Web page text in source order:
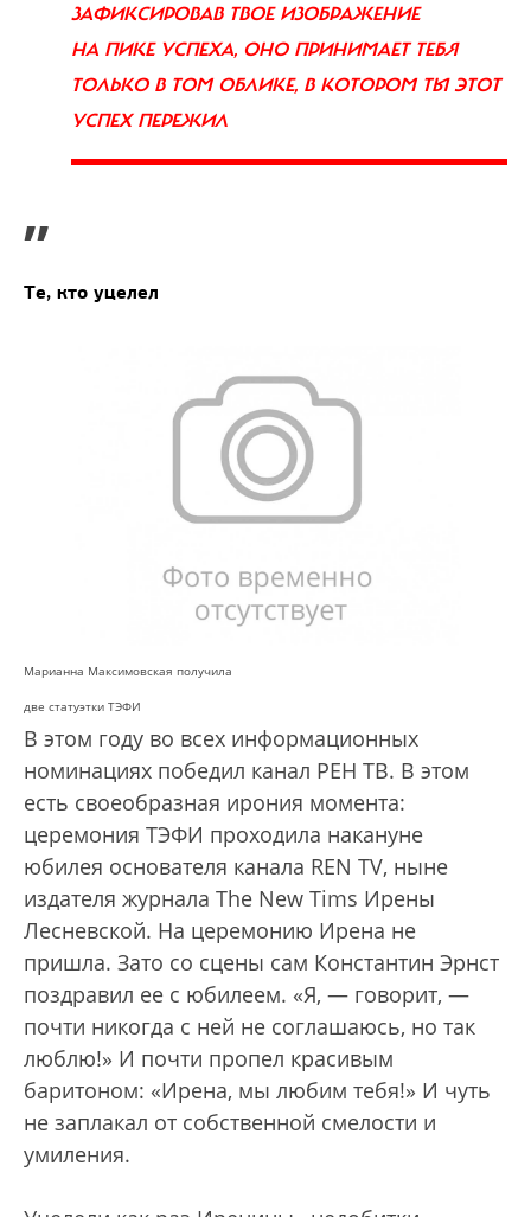
ЗАФИКСИРОВАВ ТВОЕ ИЗОБРАЖЕНИЕ
НА ПИКЕ УСПЕХА, ОНО ПРИНИМАЕТ ТЕБЯ
ТОЛЬКО В ТОМ ОБЛИКЕ, В КОТОРОМ ТЫ ЭТОТ
УСПЕХ ПЕРЕЖИЛ
”
Те, кто уцелел
Марианна Максимовская получила
две статуэтки ТЭФИ
В этом году во всех информационных
номинациях победил канал РЕН ТВ. В этом
есть своеобразная ирония момента:
церемония ТЭФИ проходила накануне
юбилея основателя канала REN TV, ныне
издателя журнала The New Tims Ирены
Лесневской. На церемонию Ирена не
пришла. Зато со сцены сам Константин Эрнст
поздравил ее с юбилеем. «Я, — говорит, —
почти никогда с ней не соглашаюсь, но так
люблю!» И почти пропел красивым
баритоном: «Ирена, мы любим тебя!» И чуть
не заплакал от собственной смелости и
умиления.